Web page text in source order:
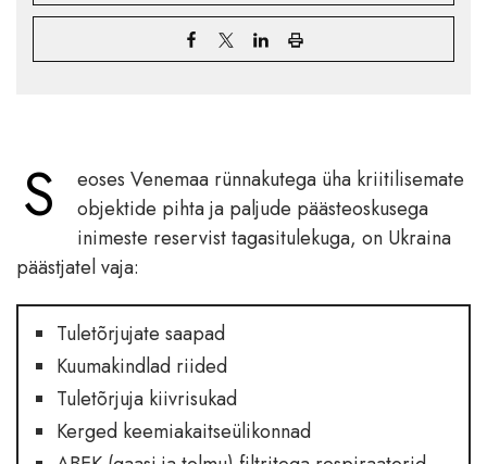
S
eoses Venemaa rünnakutega üha kriitilisemate
objektide pihta ja paljude päästeoskusega
inimeste reservist tagasitulekuga, on Ukraina
päästjatel vaja:
Tuletõrjujate saapad
Kuumakindlad riided
Tuletõrjuja kiivrisukad
Kerged keemiakaitseülikonnad